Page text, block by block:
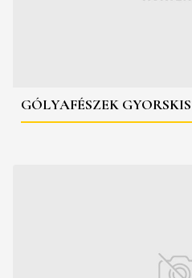
GÓLYAFÉSZEK